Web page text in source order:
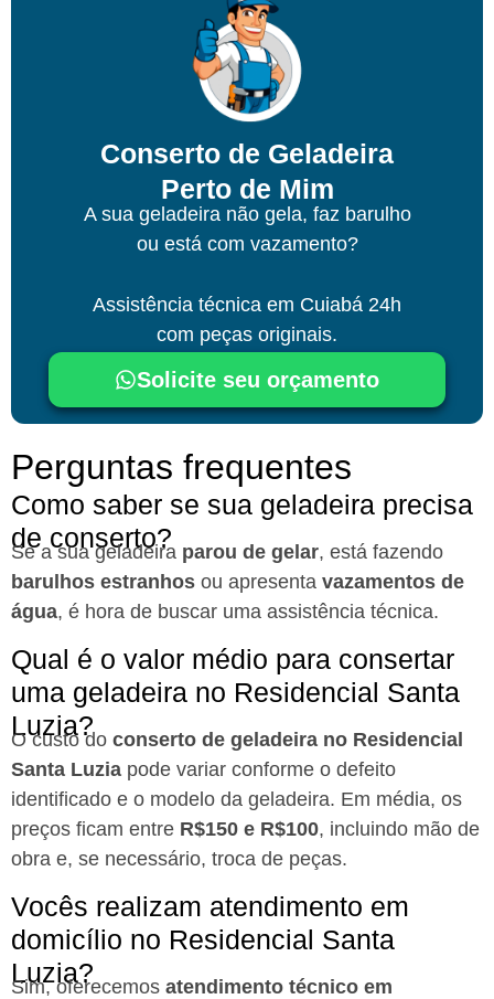
Conserto de Geladeira
Perto de Mim
A sua geladeira não gela, faz barulho
ou está com vazamento?
Assistência técnica em Cuiabá 24h
com peças originais.
Solicite seu orçamento
Perguntas frequentes
Como saber se sua geladeira precisa
de conserto?
Se a sua geladeira parou de gelar, está fazendo
barulhos estranhos ou apresenta vazamentos de
água, é hora de buscar uma assistência técnica.
Qual é o valor médio para consertar
uma geladeira no Residencial Santa
Luzia?
O custo do conserto de geladeira no Residencial
Santa Luzia pode variar conforme o defeito
identificado e o modelo da geladeira. Em média, os
preços ficam entre R$150 e R$100, incluindo mão de
obra e, se necessário, troca de peças.
Vocês realizam atendimento em
domicílio no Residencial Santa
Luzia?
Sim, oferecemos atendimento técnico em